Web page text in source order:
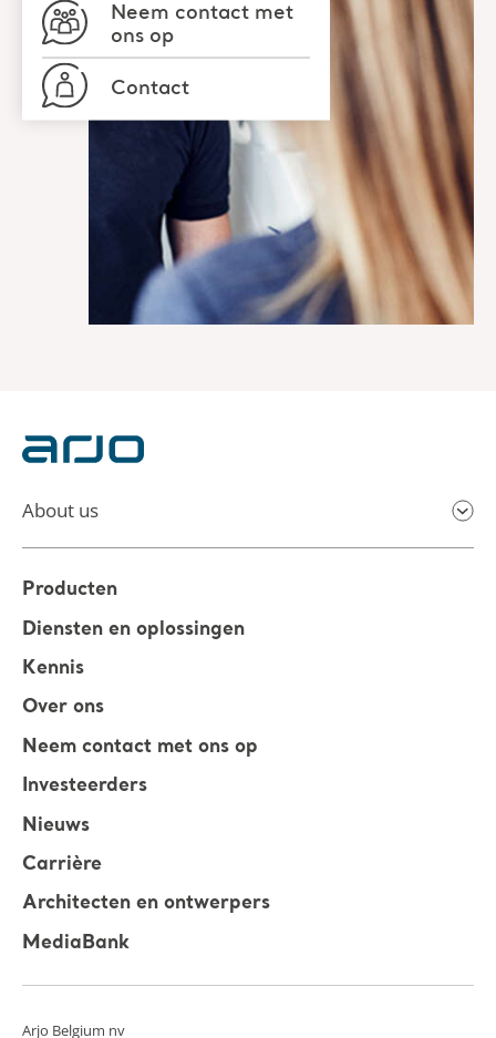
Neem contact met
ons op
Contact
About us
Producten
Diensten en oplossingen
Kennis
Over ons
Neem contact met ons op
Investeerders
Nieuws
Carrière
Architecten en ontwerpers
MediaBank
Arjo Belgium nv